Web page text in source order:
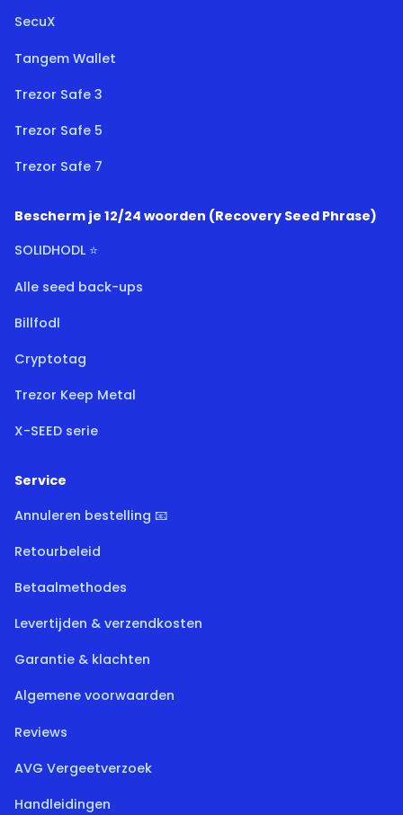
SecuX
Tangem Wallet
Trezor Safe 3
Trezor Safe 5
Trezor Safe 7
Bescherm je 12/24 woorden (Recovery Seed Phrase)
SOLIDHODL ⭐
Alle seed back-ups
Billfodl
Cryptotag
Trezor Keep Metal
X-SEED serie
Service
Annuleren bestelling 📧
Retourbeleid
Betaalmethodes
Levertijden & verzendkosten
Garantie & klachten
Algemene voorwaarden
Reviews
AVG Vergeetverzoek
Handleidingen